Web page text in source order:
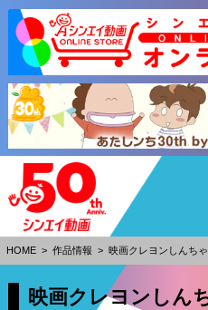
HOME > 作品情報 > 映画クレヨンしんち
映画クレヨンしん